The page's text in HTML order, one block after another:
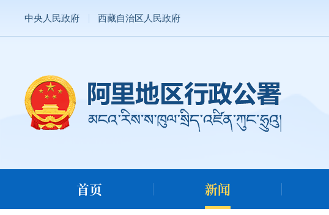
中央人民政府 西藏自治区人民政府
首页 新闻